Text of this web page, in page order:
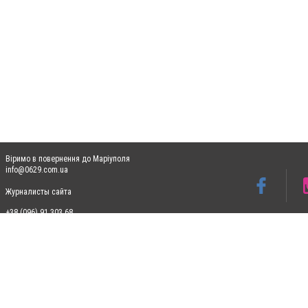
Віримо в повернення до Маріуполя
info@0629.com.ua
Журналисты сайта
+38 (096) 91 303 68